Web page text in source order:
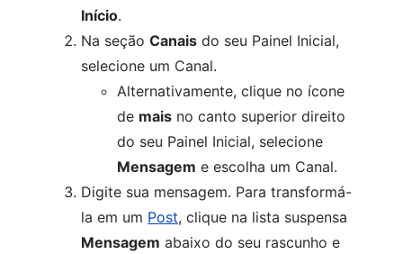
Início.
Na seção Canais do seu Painel Inicial,
selecione um Canal.
Alternativamente, clique no ícone
de mais no canto superior direito
do seu Painel Inicial, selecione
Mensagem e escolha um Canal.
Digite sua mensagem. Para transformá-
la em um Post, clique na lista suspensa
Mensagem abaixo do seu rascunho e